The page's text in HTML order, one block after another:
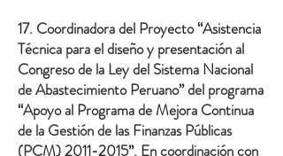
17. Coordinadora del Proyecto “Asistencia
Técnica para el diseño y presentación al
Congreso de la Ley del Sistema Nacional
de Abastecimiento Peruano” del programa
“Apoyo al Programa de Mejora Continua
de la Gestión de las Finanzas Públicas
(PCM)2011-2015”. En coordinación con